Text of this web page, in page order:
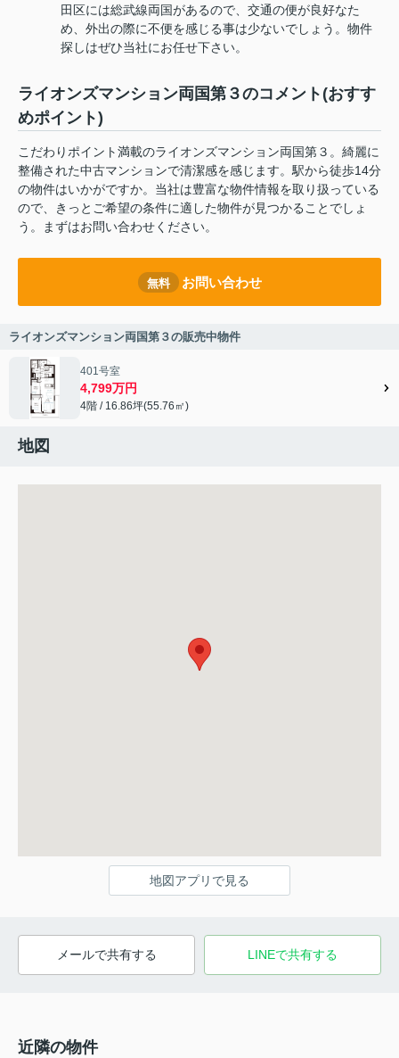
田区には総武線両国があるので、交通の便が良好なた
め、外出の際に不便を感じる事は少ないでしょう。物件
探しはぜひ当社にお任せ下さい。
ライオンズマンション両国第３のコメント(おすす
めポイント)
こだわりポイント満載のライオンズマンション両国第３。綺麗に
整備された中古マンションで清潔感を感じます。駅から徒歩14分
の物件はいかがですか。当社は豊富な物件情報を取り扱っている
ので、きっとご希望の条件に適した物件が見つかることでしょ
う。まずはお問い合わせください。
無料 お問い合わせ
ライオンズマンション両国第３の販売中物件
401号室
4,799万円
4階 / 16.86坪(55.76㎡)
地図
地図アプリで見る
メールで共有する LINEで共有する
近隣の物件